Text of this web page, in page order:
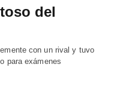
del
con un rival y tuvo
para exámenes